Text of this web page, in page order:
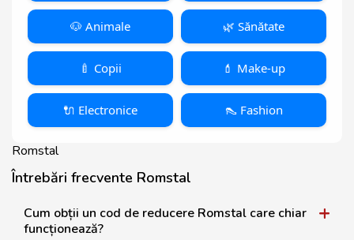
🐶 Animale 🌿 Sănătate
🍼 Copii 💄 Make-up
🔌 Electronice 👠 Fashion
Romstal
Întrebări frecvente Romstal
Cum obții un cod de reducere Romstal care chiar
funcționează?